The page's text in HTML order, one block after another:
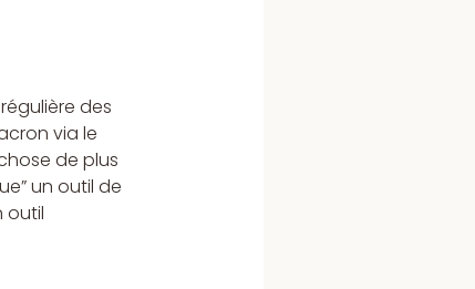
des
via le
de plus
un outil de
outil